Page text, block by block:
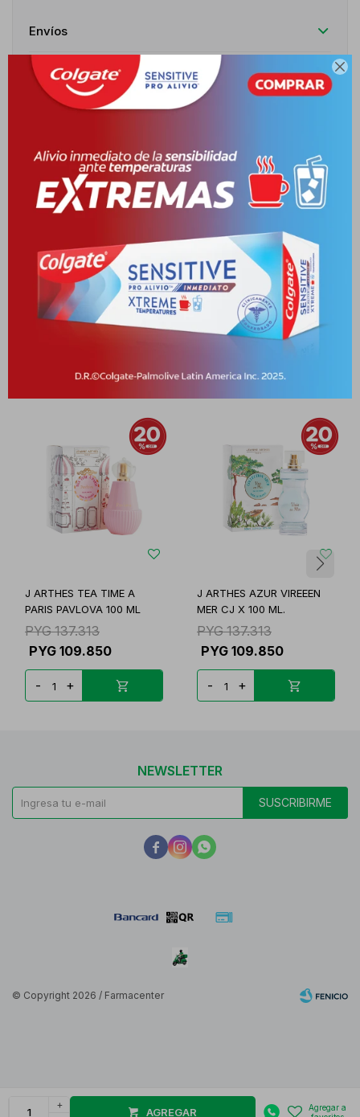

+
AGREGAR
Envíos
Cambios y Devoluciones
Medios de pago
Descripción
EAU DE PARFUM PARA DAMA. PARA PERFUMAR LA PIEL. ?CÓMO
UTILIZAR? VAPORIZAR EN EL CUERPO. ?A PARTIR DE Q
Productos que te pueden interesar
J ARTHES TEA TIME A
PARIS PAVLOVA 100 ML
PYG 137.313
PYG 109.850
- +
J ARTHES AZUR VIREEEN
MER CJ X 100 ML.
PYG 137.313
PYG 109.850
- +
NEWSLETTER
SUSCRIBIRME
  
© Copyright 2026 / Farmacenter
Fenicio